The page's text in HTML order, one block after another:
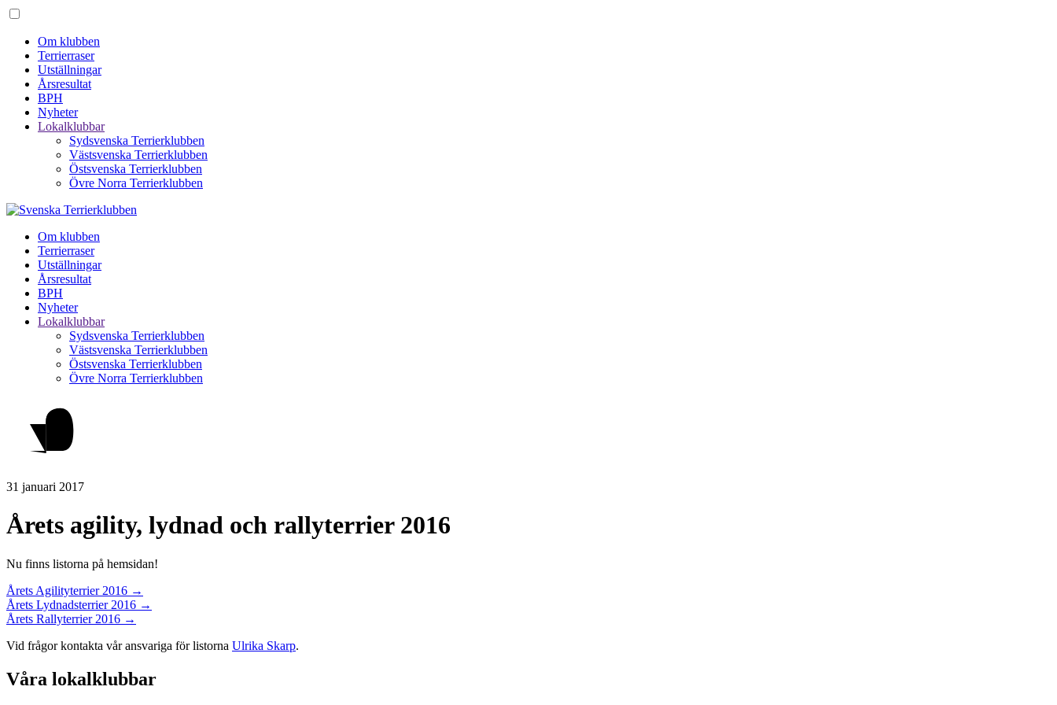
Om klubben
Terrierraser
Utställningar
Årsresultat
BPH
Nyheter
Lokalklubbar
Sydsvenska Terrierklubben
Västsvenska Terrierklubben
Östsvenska Terrierklubben
Övre Norra Terrierklubben
Om klubben
Terrierraser
Utställningar
Årsresultat
BPH
Nyheter
Lokalklubbar
Sydsvenska Terrierklubben
Västsvenska Terrierklubben
Östsvenska Terrierklubben
Övre Norra Terrierklubben
31 januari 2017
Årets agility, lydnad och rallyterrier 2016
Nu finns listorna på hemsidan!
Årets Agilityterrier 2016 →
Årets Lydnadsterrier 2016 →
Årets Rallyterrier 2016 →
Vid frågor kontakta vår ansvariga för listorna Ulrika Skarp.
Våra lokalklubbar